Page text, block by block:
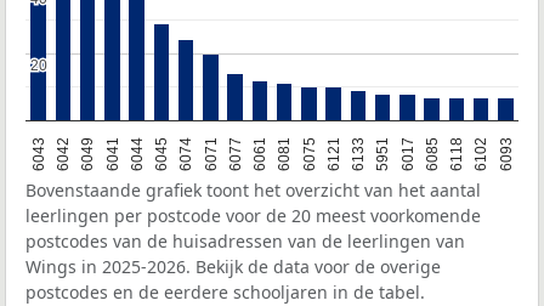
6043 6042 6049 6041 6044 6045 6074 6071 6077 6061 6081 6075 6121 6133 5951 6017 6085 6118 6102 6093
20
20
Bovenstaande grafiek toont het overzicht van het aantal
leerlingen per postcode voor de 20 meest voorkomende
postcodes van de huisadressen van de leerlingen van
Wings in 2025-2026. Bekijk de data voor de overige
postcodes en de eerdere schooljaren in de tabel.